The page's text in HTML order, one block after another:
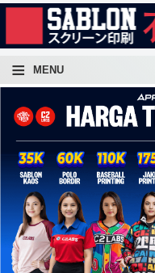
-->
≡ MENU